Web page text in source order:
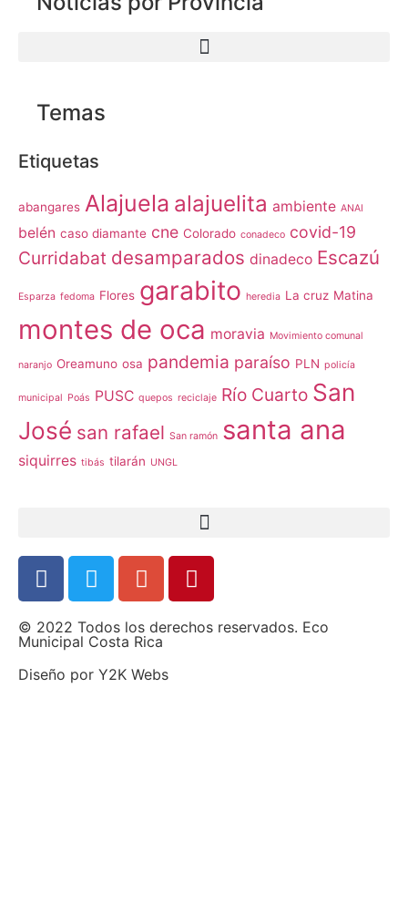
Temas
Etiquetas
abangares Alajuela alajuelita ambiente ANAI
belén caso diamante cne Colorado conadeco covid-19
Curridabat desamparados dinadeco Escazú
Esparza fedoma Flores garabito heredia La cruz Matina
montes de oca moravia Movimiento comunal
naranjo Oreamuno osa pandemia paraíso PLN policía
municipal Poás PUSC quepos reciclaje Río Cuarto San
José san rafael San ramón santa ana
siquirres tibás tilarán UNGL
© 2022 Todos los derechos reservados. Eco
Municipal Costa Rica
Diseño por Y2K Webs